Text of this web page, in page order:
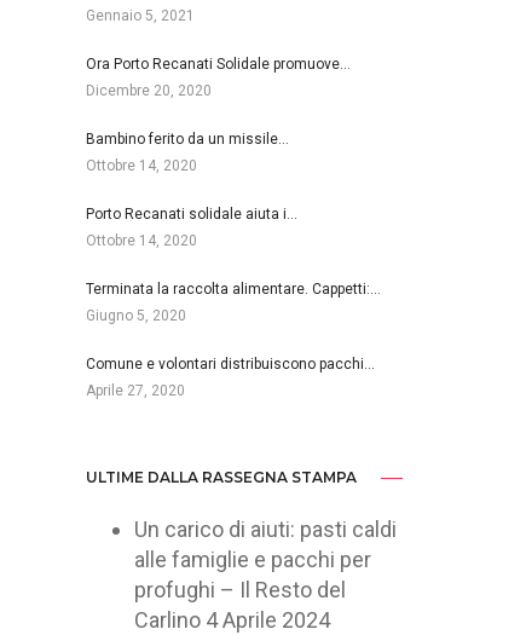
Gennaio 5, 2021
Ora Porto Recanati Solidale promuove…
Dicembre 20, 2020
Bambino ferito da un missile…
Ottobre 14, 2020
Porto Recanati solidale aiuta i…
Ottobre 14, 2020
Terminata la raccolta alimentare. Cappetti:…
Giugno 5, 2020
Comune e volontari distribuiscono pacchi…
Aprile 27, 2020
ULTIME DALLA RASSEGNA STAMPA
Un carico di aiuti: pasti caldi
alle famiglie e pacchi per
profughi – Il Resto del
Carlino4 Aprile 2024